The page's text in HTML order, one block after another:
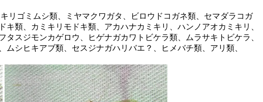
ゴミムシ類、ミヤマクワガタ、ビロウドコガネ類、セマダラコガ
類、カミキリモドキ類、アカハナカミキリ、ハンノアオカミキリ、
スジモンカゲロウ、ヒゲナガカワトビケラ類、ムラサキトビケラ、
シヒキアブ類、セスジナガハリバエ？、ヒメバチ類、アリ類、